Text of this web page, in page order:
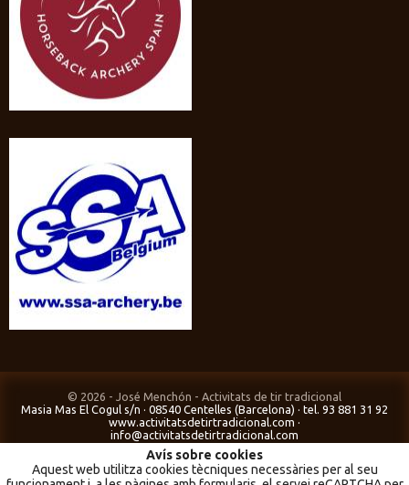
Avís sobre cookies
Aquest web utilitza cookies tècniques necessàries per al seu
© 2026 - José Menchón - Activitats de tir tradicional
Masia Mas El Cogul s/n · 08540 Centelles (Barcelona) · tel. 93 881 31 92
www.activitatsdetirtradicional.com ·
info@activitatsdetirtradicional.com
Inici- Presentació-Botiga-Novetats- Fes la teva comanda-